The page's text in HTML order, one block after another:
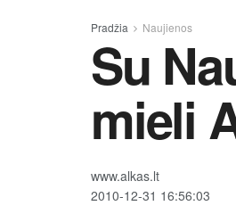
Pradžia Naujienos
Su
mieli
www.alkas.lt
2010-12-31 16:56:03